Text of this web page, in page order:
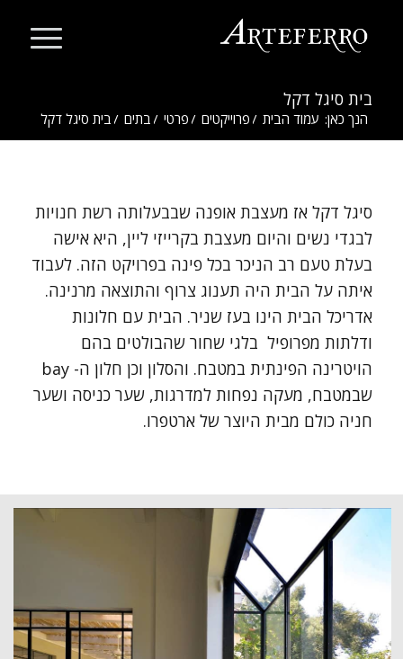
בית סיגל דקל
הנך כאן: עמוד הבית / פרוייקטים / פרטי / בתים / בית סיגל דקל
סיגל דקל אז מעצבת אופנה שבבעלותה רשת חנויות
לבגדי נשים והיום מעצבת בקרייזי ליין, היא אישה
בעלת טעם רב הניכר בכל פינה בפרויקט הזה. לעבוד
איתה על הבית היה תענוג צרוף והתוצאה מרנינה.
אדריכל הבית הינו בעז שניר. הבית עם חלונות
ודלתות מפרופיל בלגי שחור שהבולטים בהם
הויטרינה הפינתית במטבח. והסלון וכן חלון ה- bay
שבמטבח, מעקה נפחות למדרגות, שער כניסה ושער
חניה כולם מבית היוצר של ארטפרו.